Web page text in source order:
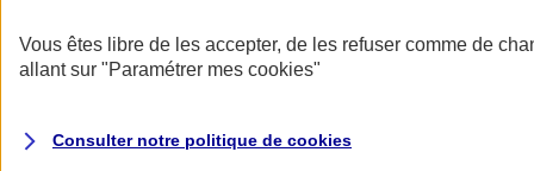
AXA Assurance
Vous êtes libre de les accepter, de les refuser comme de
allant sur "Paramétrer mes cookies"
Consulter notre politique de cookies